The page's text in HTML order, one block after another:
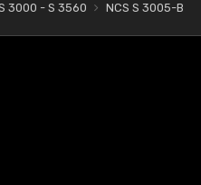
3000 - S 3560 NCS S 3005-B